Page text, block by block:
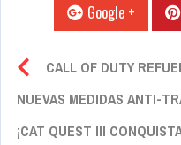
Google +
CALL OF DUTY
NUEVAS MEDIDAS ANTI-
¡CAT QUEST III